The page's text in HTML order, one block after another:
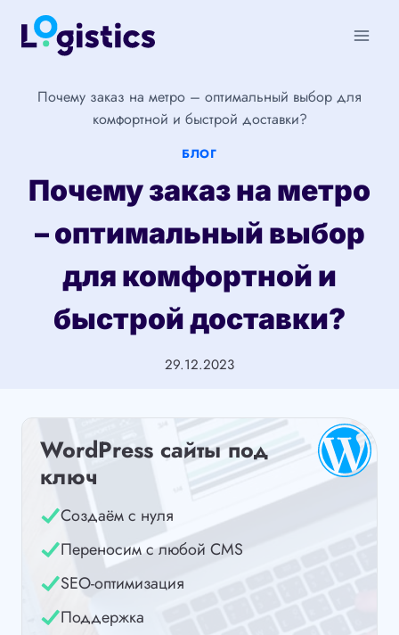
Перейти
Почему заказ на метро – оптимальный выбор для
комфортной и быстрой доставки?
БЛОГ
Почему заказ на метро
– оптимальный выбор
для комфортной и
быстрой доставки?
29.12.2023
WordPress сайты под
ключ
Создаём с нуля
Переносим с любой CMS
SEO-оптимизация
Поддержка